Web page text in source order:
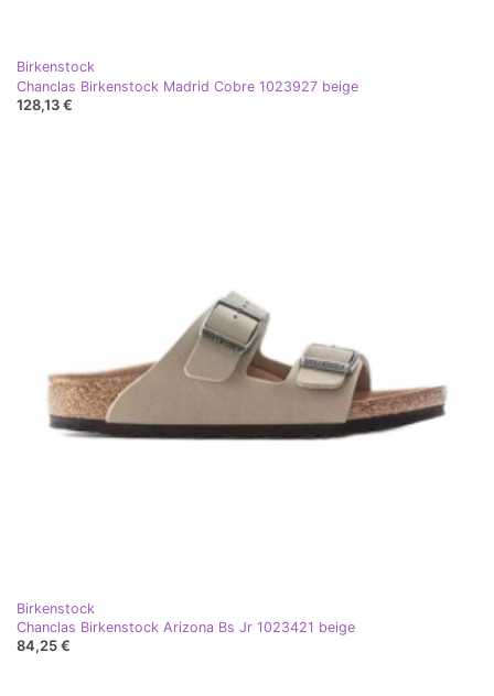
Birkenstock
Chanclas Birkenstock Madrid Cobre 1023927 beige
128,13 €
Birkenstock
Chanclas Birkenstock Arizona Bs Jr 1023421 beige
84,25 €